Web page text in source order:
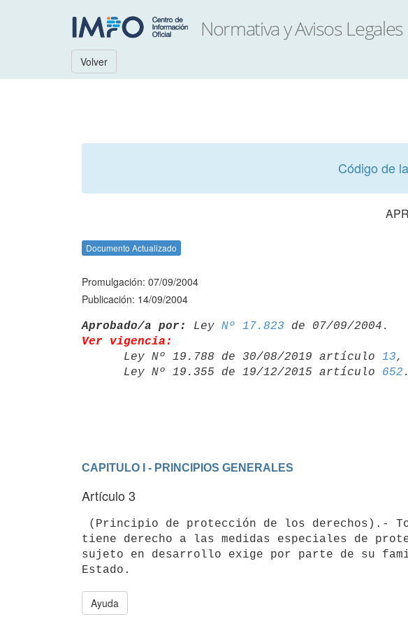
Volver
Código de
Documento Actualizado
Promulgación: 07/09/2004
Publicación: 14/09/2004
Aprobado/a por: Ley Nº 17.823
Ver vigencia:
Ley Nº 19.788 de 30/08/2019 artículo 13,
      Ley Nº 19.355 de 19/12/2015 artículo
652
CAPITULO I - PRINCIPIOS GENERALES
Artículo 3
tiene derecho a las medidas especiales de
sujeto en desarrollo exige por parte de su
Ayuda